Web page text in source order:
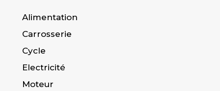
Alimentation
Carrosserie
Cycle
Electricité
Moteur